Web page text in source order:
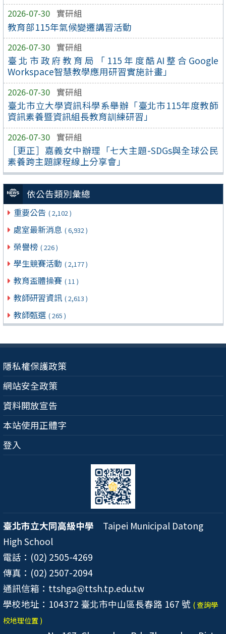
2026-07-30 實研組
教育部115年氣候變遷講習活動
2026-07-30 實研組
臺北市政府教育局「115年度酷AI整合Google
Workspace智慧教學應用研習實施計畫」
2026-07-30 實研組
臺北市立大學資訊科學系舉辦「臺北市115年度教師
資訊素養暨資訊組長教育訓練研習」
2026-07-30 實研組
［更正］嘉義女中辦理「七大主題-SDGs與全球公民
素養跨主題課程線上分享會」
依公告類別彙總
重要公告 ( 2,102 )
處室最新消息 ( 6,932 )
榮譽榜 ( 226 )
學生競賽活動 ( 2,177 )
教育盃體操賽 ( 11 )
教師研習資訊 ( 2,613 )
教師甄選 ( 265 )
隱私權保護政策
網站安全政策
資料開放宣告
本站使用正體字
登入
臺北市立大同高級中學 Taipei Municipal Datong
High School
電話：(02) 2505-4269
傳真：(02) 2507-2094
通訊信箱：ttshga@ttsh.tp.edu.tw
學校地址：104372 臺北市中山區長春路 167 號 ( 查詢學
校地理位置 )